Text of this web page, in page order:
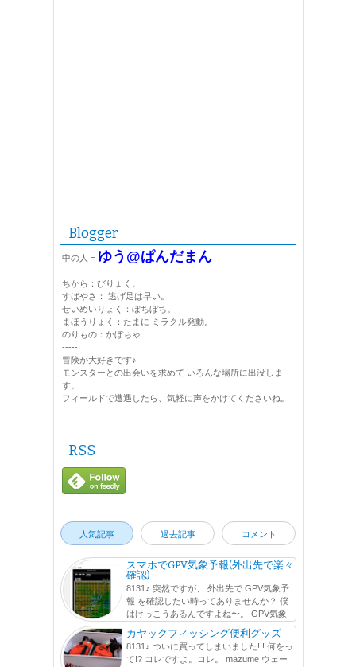
Blogger
中の人 = ゆう@ぱんだまん
-----
ちから：びりょく。
すばやさ： 逃げ足は早い。
せいめいりょく：ぼちぼち。
まほうりょく：たまに ミラクル発動。
のりもの：かぼちゃ
-----
冒険が大好きです♪
モンスターとの出会いを求めて いろんな場所に出没しま
す。
フィールドで遭遇したら、気軽に声をかけてくださいね。
RSS
人気記事 過去記事 コメント
スマホでGPV気象予報(外出先で楽々
確認)
8131♪ 突然ですが、 外出先で GPV気象予
報 を確認したい時ってありませんか？ 僕
はけっこうあるんですよね〜。 GPV気象
予報 とは、気象業務支援センターが提供している メッシ
ュ毎の気象予報数値データを基に行われている気象予報の
ことなのですが、 ウェブサ...
カヤックフィッシング便利グッズ
8131♪ ついに買ってしまいました!!! 何をっ
て!? コレですよ。コレ。 mazume ウェー